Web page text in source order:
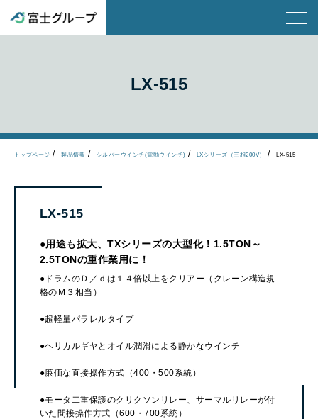
LX-515
トップページ 製品情報 シルバーウインチ(電動ウインチ) LXシリーズ（三相200V） LX-515
LX-515
●用途も拡大、TXシリーズの大型化！1.5TON～
2.5TONの重作業用に！
●ドラムのＤ／ｄは１４倍以上をクリアー（クレーン構造規
格のＭ３相当）
●超軽量パラレルタイプ
●ヘリカルギヤとオイル潤滑による静かなウインチ
●廉価な直接操作方式（400・500系統）
●モータ二重保護のクリクソンリレー、サーマルリレーが付
いた間接操作方式（600・700系統）